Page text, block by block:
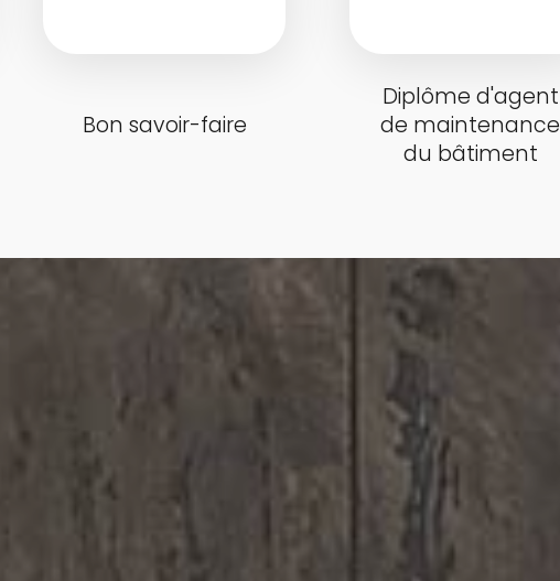
Bon savoir-faire
Diplôme d'agent
de maintenance
du bâtiment